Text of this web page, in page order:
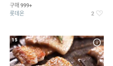
구매 999+
롯데온 2
15